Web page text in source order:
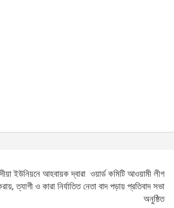
ইউনিয়নে আহবায়ক দ্বারা ওয়ার্ড কমিটি আওয়ামী লীগ
ত্যাগী ও কারা নির্যাতিত নেতা বাদ পড়ায় প্রতিবাদ সভা
অনুষ্ঠিত